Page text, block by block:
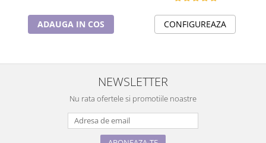
ADAUGA IN COS CONFIGUREAZA
NEWSLETTER
Nu rata ofertele si promotiile noastre